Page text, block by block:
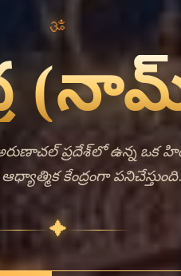
शान्तिः शान्तिः ॥
అరుణాచల్
ఆలయం భక్తులు తమ
ఆధారస్థంబంగా